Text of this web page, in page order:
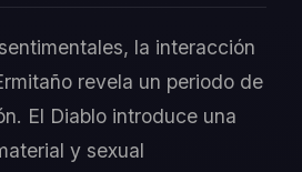
la interacción
revela un periodo de
El Diablo introduce una
y sexual